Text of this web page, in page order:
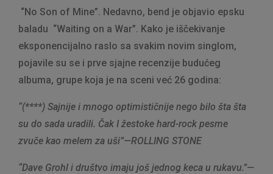
“No Son of Mine”. Nedavno, bend je objavio epsku
baladu “Waiting on a War”. Kako je iščekivanje
eksponencijalno raslo sa svakim novim singlom,
pojavile su se i prve sjajne recenzije budućeg
albuma, grupe koja je na sceni već 26 godina:
“(****) Sajnije i mnogo optimističnije nego bilo šta šta
su do sada uradili. Čak I žestoke hard-rock pesme
zvuče kao melem za uši”—ROLLING STONE
“Dave Grohl i društvo imaju još jednog keca u rukavu.”—